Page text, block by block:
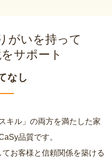
がいを持って
サポート
なし
キル」の両方を満たした家
品質です。
お客様と信頼関係を築ける